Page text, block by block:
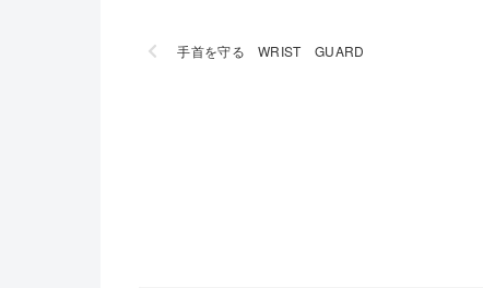
手首を守る WRIST GUARD